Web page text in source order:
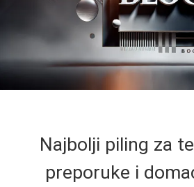
Najbolji piling za
preporuke i